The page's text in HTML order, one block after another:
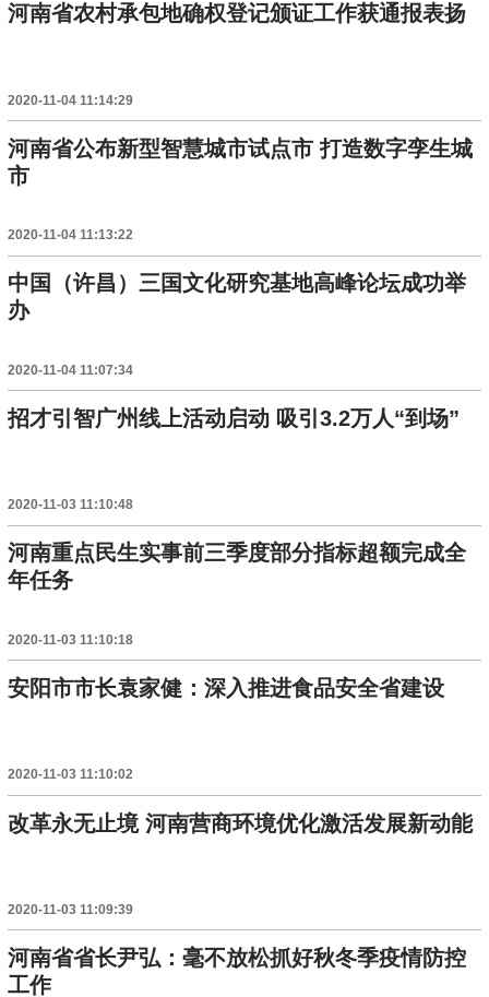
河南省农村承包地确权登记颁证工作获通报表扬
2020-11-04 11:14:29
河南省公布新型智慧城市试点市 打造数字孪生城
市
2020-11-04 11:13:22
中国（许昌）三国文化研究基地高峰论坛成功举
办
2020-11-04 11:07:34
招才引智广州线上活动启动 吸引3.2万人“到场”
2020-11-03 11:10:48
河南重点民生实事前三季度部分指标超额完成全
年任务
2020-11-03 11:10:18
安阳市市长袁家健：深入推进食品安全省建设
2020-11-03 11:10:02
改革永无止境 河南营商环境优化激活发展新动能
2020-11-03 11:09:39
河南省省长尹弘：毫不放松抓好秋冬季疫情防控
工作